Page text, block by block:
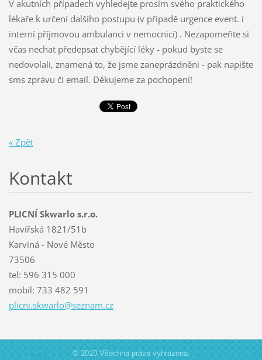
V akutních případech vyhledejte prosím svého praktického
lékaře k určení dalšího postupu (v případě urgence event. i
interní příjmovou ambulanci v nemocnici) . Nezapomeňte si
včas nechat předepsat chybějící léky - pokud byste se
nedovolali, znamená to, že jsme zaneprázdněni - pak napište
sms zprávu či email. Děkujeme za pochopení!
« Zpět
Kontakt
PLICNÍ Skwarlo s.r.o.
Havířská 1821/51b
Karviná - Nové Město
73506
tel: 596 315 000
mobil: 733 482 591
plicni.skwarlo@seznam.cz
© 2010 Všechna práva vyhrazena.